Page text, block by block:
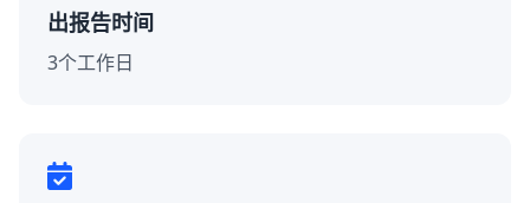
出报告时间
3个工作日